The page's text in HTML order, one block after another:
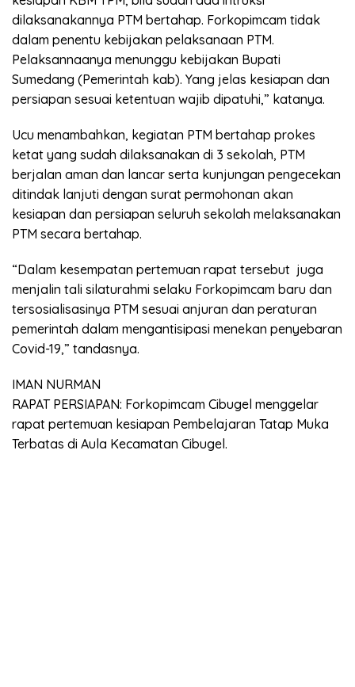
dilaksanakannya PTM bertahap. Forkopimcam tidak
dalam penentu kebijakan pelaksanaan PTM.
Pelaksannaanya menunggu kebijakan Bupati
Sumedang (Pemerintah kab). Yang jelas kesiapan dan
persiapan sesuai ketentuan wajib dipatuhi,” katanya.
Ucu menambahkan, kegiatan PTM bertahap prokes
ketat yang sudah dilaksanakan di 3 sekolah, PTM
berjalan aman dan lancar serta kunjungan pengecekan
ditindak lanjuti dengan surat permohonan akan
kesiapan dan persiapan seluruh sekolah melaksanakan
PTM secara bertahap.
“Dalam kesempatan pertemuan rapat tersebut juga
menjalin tali silaturahmi selaku Forkopimcam baru dan
tersosialisasinya PTM sesuai anjuran dan peraturan
pemerintah dalam mengantisipasi menekan penyebaran
Covid-19,” tandasnya.
IMAN NURMAN
RAPAT PERSIAPAN: Forkopimcam Cibugel menggelar
rapat pertemuan kesiapan Pembelajaran Tatap Muka
Terbatas di Aula Kecamatan Cibugel.